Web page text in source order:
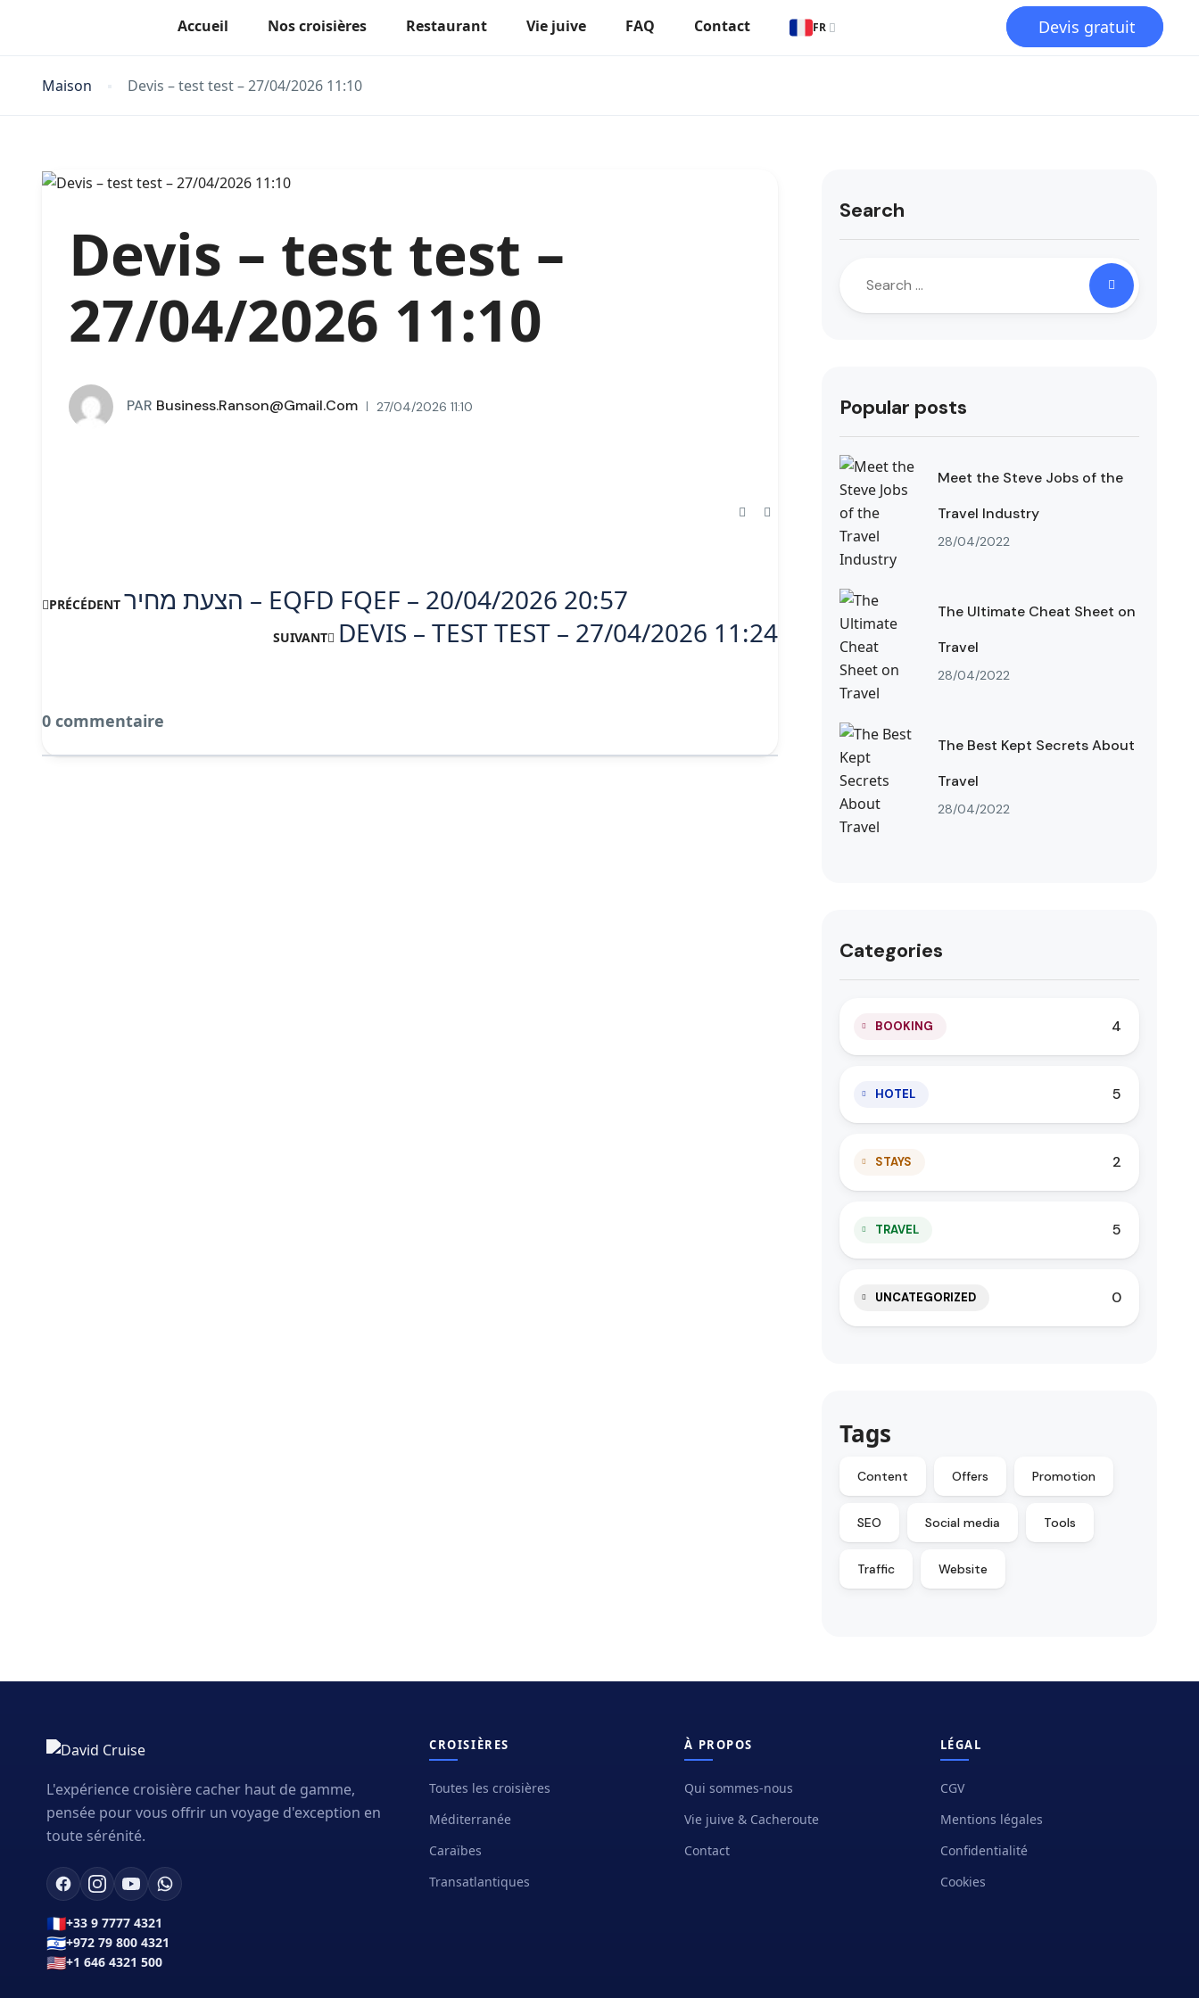
Accueil Nos croisières Restaurant Vie juive FAQ Contact FR Devis gratuit
Maison Devis – test test – 27/04/2026 11:10
Devis – test test –
27/04/2026 11:10
PAR Business.ranson@gmail.com 27/04/2026 11:10
PRÉCÉDENT הצעת מחיר – EQFD FQEF – 20/04/2026 20:57
SUIVANT DEVIS – TEST TEST – 27/04/2026 11:24
0 commentaire
Search
Popular posts
Meet the Steve Jobs of the
Travel Industry
28/04/2022
The Ultimate Cheat Sheet on
Travel
28/04/2022
The Best Kept Secrets About
Travel
28/04/2022
Categories
BOOKING 4
HOTEL 5
STAYS 2
TRAVEL 5
UNCATEGORIZED 0
Tags
Content Offers Promotion
SEO Social media Tools
Traffic Website
L'expérience croisière cacher haut de gamme,
pensée pour vous offrir un voyage d'exception en
toute sérénité.
🇫🇷+33 9 7777 4321
🇮🇱+972 79 800 4321
🇺🇸+1 646 4321 500
CROISIÈRES
Toutes les croisières
Méditerranée
Caraïbes
Transatlantiques
À PROPOS
Qui sommes-nous
Vie juive & Cacheroute
Contact
LÉGAL
CGV
Mentions légales
Confidentialité
Cookies